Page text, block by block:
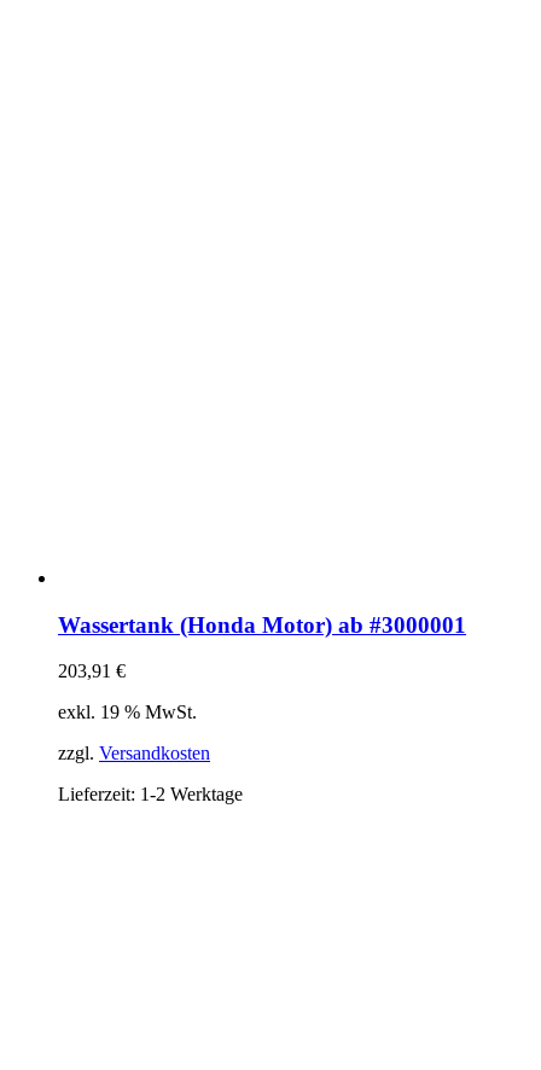
Wassertank (Honda Motor) ab #3000001
203,91 €
exkl. 19 % MwSt.
zzgl. Versandkosten
Lieferzeit: 1-2 Werktage